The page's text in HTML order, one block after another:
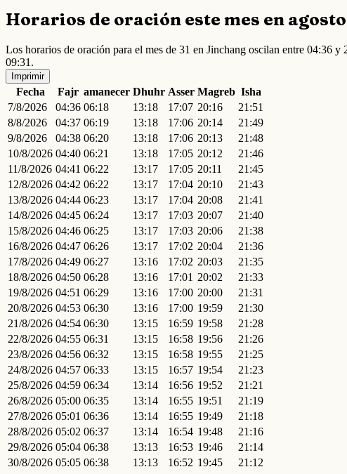
Horarios de oración este mes en agosto
Los horarios de oración para el mes de 31 en Jinchang oscilan entre
09:31.
Imprimir
Fecha Fajr amanecer Dhuhr Asser Magreb Isha
7/8/2026
04:36 06:18 13:18 17:07 20:16
21:51
8/8/2026
04:37 06:19 13:18 17:06 20:14
21:49
9/8/2026
04:38 06:20 13:18 17:06 20:13
21:48
10/8/2026 04:40 06:21 13:18 17:05 20:12
21:46
11/8/2026 04:41 06:22 13:17 17:05 20:11
21:45
12/8/2026 04:42 06:22 13:17 17:04 20:10
21:43
13/8/2026 04:44 06:23 13:17 17:04 20:08
21:41
14/8/2026 04:45 06:24 13:17 17:03 20:07
21:40
15/8/2026 04:46 06:25 13:17 17:03 20:06
21:38
16/8/2026 04:47 06:26 13:17 17:02 20:04
21:36
17/8/2026 04:49 06:27 13:16 17:02 20:03
21:35
18/8/2026 04:50 06:28 13:16 17:01 20:02
21:33
19/8/2026 04:51 06:29 13:16 17:00 20:00
21:31
20/8/2026 04:53 06:30 13:16 17:00 19:59
21:30
21/8/2026 04:54 06:30 13:15 16:59 19:58
21:28
22/8/2026 04:55 06:31 13:15 16:58 19:56
21:26
23/8/2026 04:56 06:32 13:15 16:58 19:55
21:25
24/8/2026 04:57 06:33 13:15 16:57 19:54
21:23
25/8/2026 04:59 06:34 13:14 16:56 19:52
21:21
26/8/2026 05:00 06:35 13:14 16:55 19:51
21:19
27/8/2026 05:01 06:36 13:14 16:55 19:49
21:18
28/8/2026 05:02 06:37 13:14 16:54 19:48
21:16
29/8/2026 05:04 06:38 13:13 16:53 19:46
21:14
30/8/2026 05:05 06:38 13:13 16:52 19:45
21:12